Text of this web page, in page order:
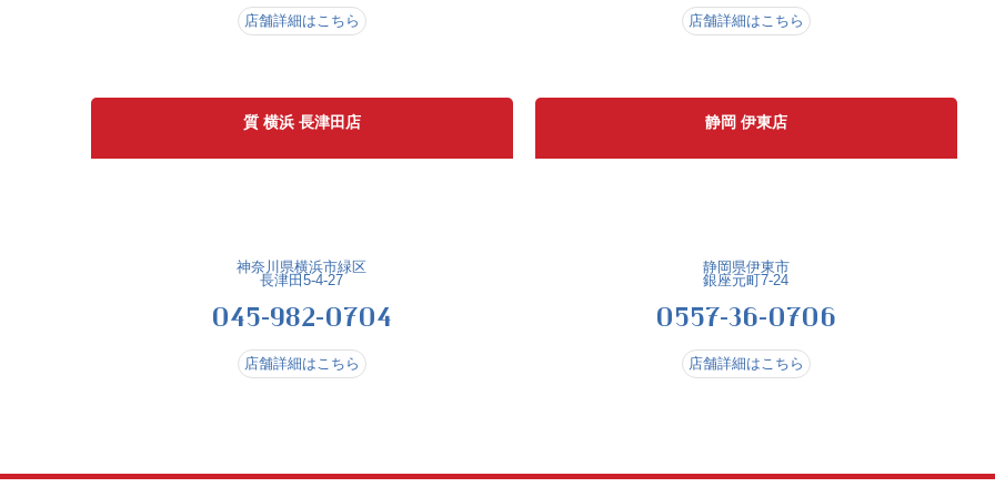
店舗詳細はこちら 店舗詳細はこちら
質 横浜 長津田店
神奈川県横浜市緑区
長津田5-4-27
045-982-0704
店舗詳細はこちら
静岡 伊東店
静岡県伊東市
銀座元町7-24
0557-36-0706
店舗詳細はこちら